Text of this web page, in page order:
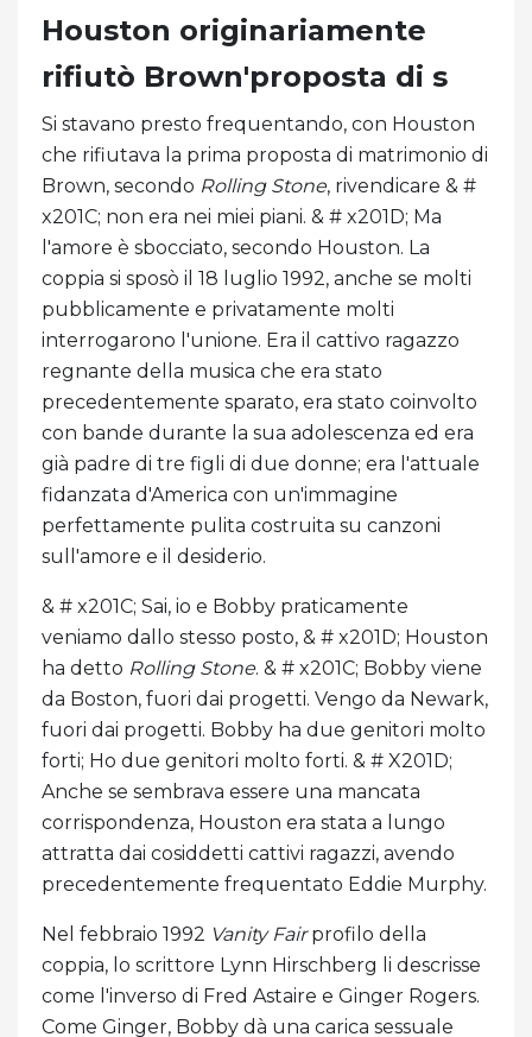
Houston originariamente
rifiutò Brown'proposta di s
Si stavano presto frequentando, con Houston
che rifiutava la prima proposta di matrimonio di
Brown, secondo Rolling Stone, rivendicare & #
x201C; non era nei miei piani. & # x201D; Ma
l'amore è sbocciato, secondo Houston. La
coppia si sposò il 18 luglio 1992, anche se molti
pubblicamente e privatamente molti
interrogarono l'unione. Era il cattivo ragazzo
regnante della musica che era stato
precedentemente sparato, era stato coinvolto
con bande durante la sua adolescenza ed era
già padre di tre figli di due donne; era l'attuale
fidanzata d'America con un'immagine
perfettamente pulita costruita su canzoni
sull'amore e il desiderio.
& # x201C; Sai, io e Bobby praticamente
veniamo dallo stesso posto, & # x201D; Houston
ha detto Rolling Stone. & # x201C; Bobby viene
da Boston, fuori dai progetti. Vengo da Newark,
fuori dai progetti. Bobby ha due genitori molto
forti; Ho due genitori molto forti. & # X201D;
Anche se sembrava essere una mancata
corrispondenza, Houston era stata a lungo
attratta dai cosiddetti cattivi ragazzi, avendo
precedentemente frequentato Eddie Murphy.
Nel febbraio 1992 Vanity Fairprofilo della
coppia, lo scrittore Lynn Hirschberg li descrisse
come l'inverso di Fred Astaire e Ginger Rogers.
Come Ginger, Bobby dà una carica sessuale